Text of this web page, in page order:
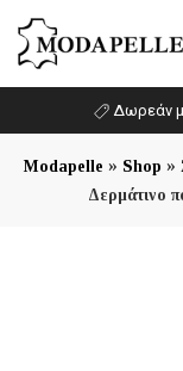
Δωρεάν
Modapelle » Shop »
Δερμάτινο